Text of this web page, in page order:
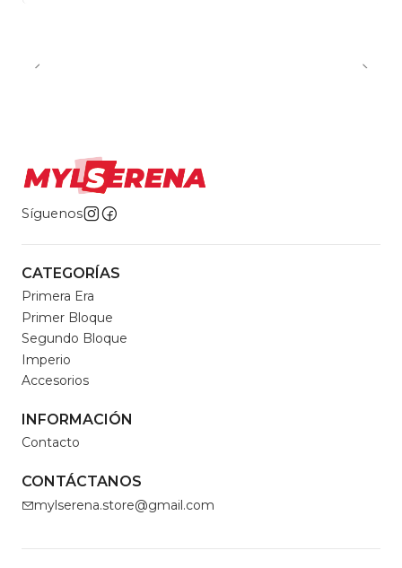
Síguenos
CATEGORÍAS
Primera Era
Primer Bloque
Segundo Bloque
Imperio
Accesorios
INFORMACIÓN
Contacto
CONTÁCTANOS
mylserena.store@gmail.com